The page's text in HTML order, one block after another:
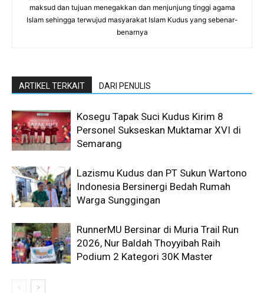
maksud dan tujuan menegakkan dan menjunjung tinggi agama
Islam sehingga terwujud masyarakat Islam Kudus yang sebenar-
benarnya
ARTIKEL TERKAIT DARI PENULIS
Kosegu Tapak Suci Kudus Kirim 8
Personel Sukseskan Muktamar XVI di
Semarang
Lazismu Kudus dan PT Sukun Wartono
Indonesia Bersinergi Bedah Rumah
Warga Sunggingan
RunnerMU Bersinar di Muria Trail Run
2026, Nur Baldah Thoyyibah Raih
Podium 2 Kategori 30K Master